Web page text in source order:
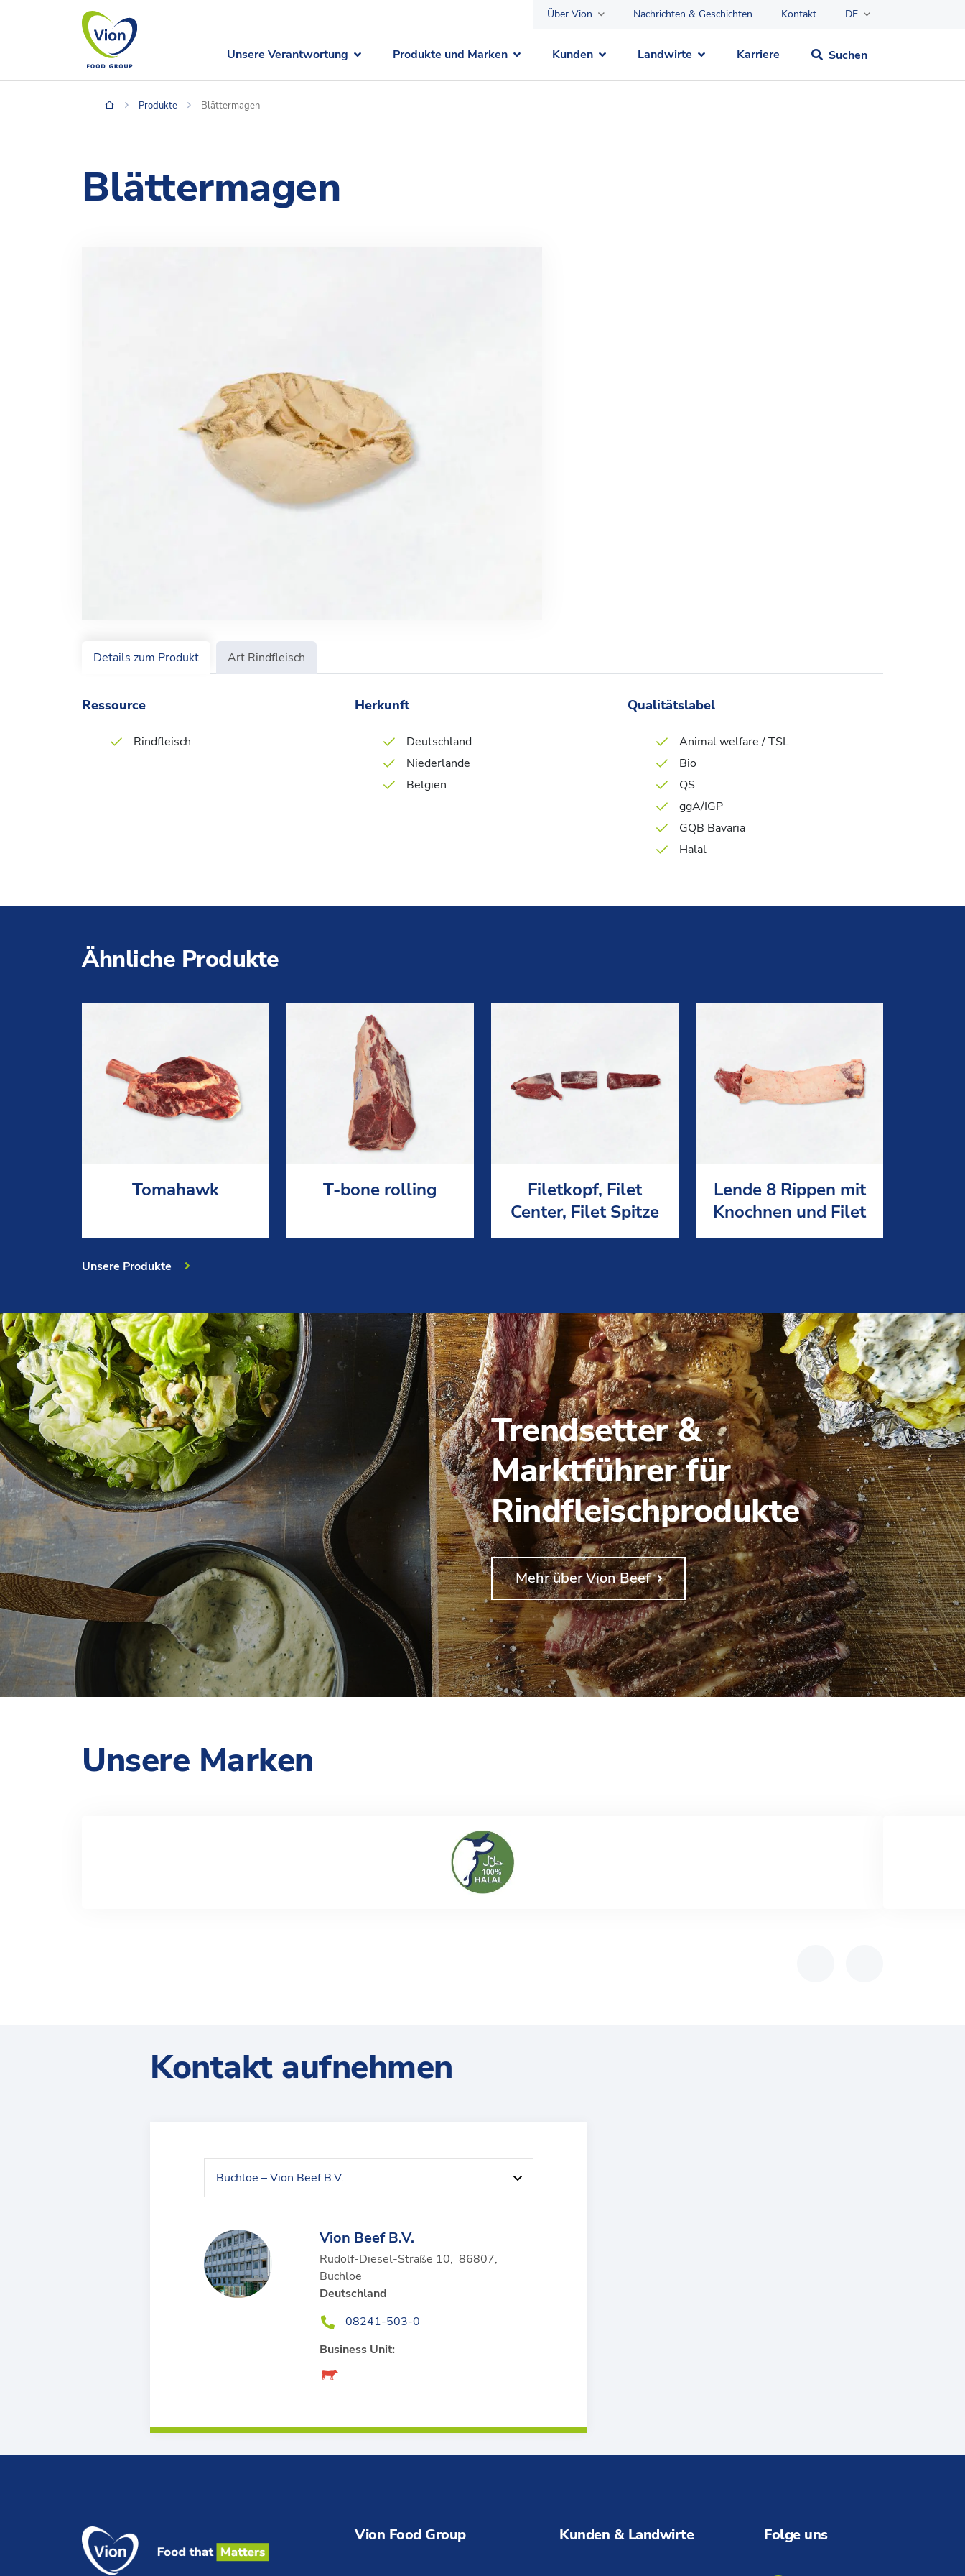
Über Vion Nachrichten & Geschichten Kontakt DE
Unsere Verantwortung Produkte und Marken Kunden Landwirte Karriere Suchen
Produkte Blättermagen
Blättermagen
Details zum Produkt Art Rindfleisch
Ressource
Rindfleisch
Herkunft
Deutschland
Niederlande
Belgien
Qualitätslabel
Animal welfare / TSL
Bio
QS
ggA/IGP
GQB Bavaria
Halal
Ähnliche Produkte
Tomahawk T-bone rolling
Filetkopf, Filet
Center, Filet Spitze
Lende 8 Rippen mit
Knochnen und Filet
Unsere Produkte
Trendsetter &
Marktführer für
Rindfleischprodukte
Mehr über Vion Beef
Unsere Marken
Kontakt aufnehmen
Vion Beef B.V.
Rudolf-Diesel-Straße 10,86807,
Buchloe
Deutschland
08241-503-0
Business Unit:
Vion Food Group Kunden & Landwirte Folge uns